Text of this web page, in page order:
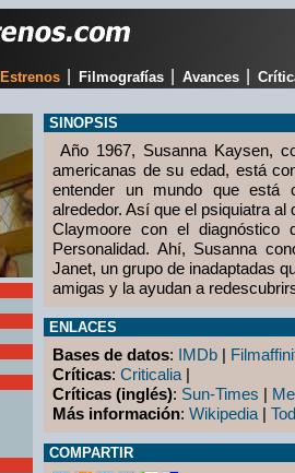
Estrenos Filmografías Avances
SINOPSIS
Año 1967, Susanna Kaysen,
americanas de su edad, está
entender un mundo que está
alrededor. Así que el psiquiatra
Claymoore con el diagnóstico
Personalidad. Ahí, Susanna
Janet, un grupo de inadaptadas
amigas y la ayudan a
ENLACES
Bases de datos: IMDb |
Críticas: Criticalia |
Críticas (inglés): Sun-Times |
Más información: Wikipedia |
COMPARTIR